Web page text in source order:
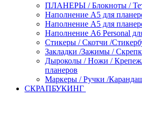
ПЛАНЕРЫ / Блокноты /
Наполнение А5 для
Наполнение А5 для
Наполнение А6 Personal
Стикеры / Скотчи /
Закладки /Зажимы /
Дыроколы / Ножи /
планеров
Маркеры / Ручки /
СКРАПБУКИНГ